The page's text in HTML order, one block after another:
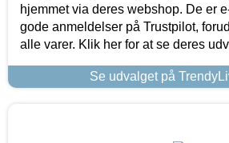
hjemmet via deres webshop. De er
gode anmeldelser på Trustpilot,
alle varer. Klik her for at se deres
Se udvalget på